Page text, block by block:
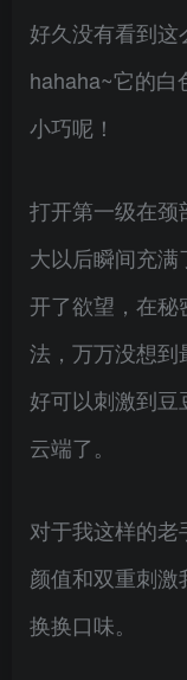
好久没有看到这
hahaha~它的白
小巧呢！
打开第一级在
大以后瞬间充
开了欲望，在
法，万万没想
好可以刺激到
云端了。
对于我这样的
颜值和双重刺激
换换口味。